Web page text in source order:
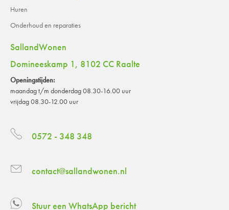
Huren
Onderhoud en reparaties
SallandWonen
Domineeskamp 1, 8102 CC Raalte
Openingstijden:
maandag t/m donderdag 08.30-16.00 uur
vrijdag 08.30-12.00 uur
0572 - 348 348
contact@sallandwonen.nl
Stuur een WhatsApp bericht